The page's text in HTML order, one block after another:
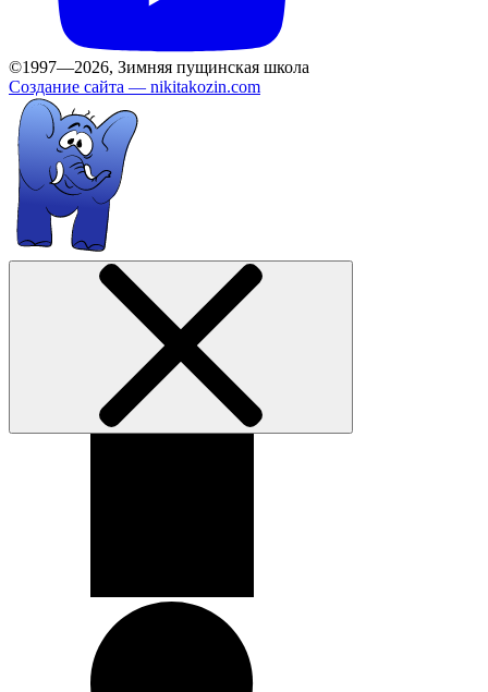
©1997—2026, Зимняя пущинская школа
Создание сайта — nikitakozin.com